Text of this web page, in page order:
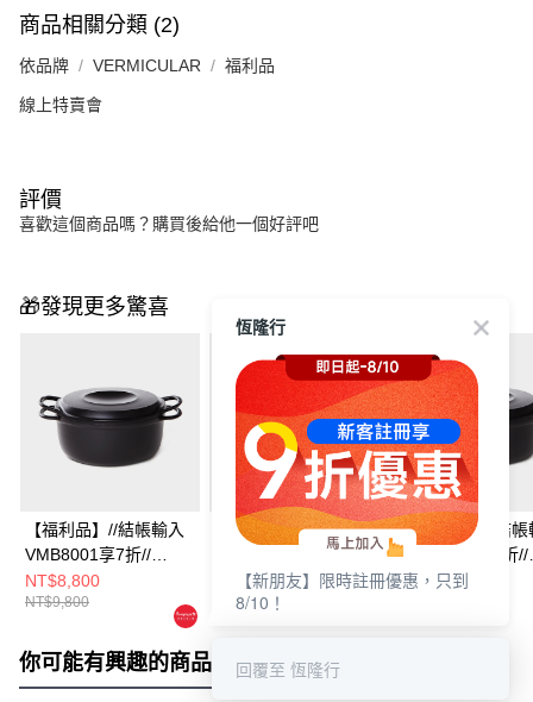
商品相關分類 (2)
依品牌 VERMICULAR 福利品
線上特賣會
評價
喜歡這個商品嗎？購買後給他一個好評吧
🎁發現更多驚喜
【福利品】//結帳輸入
VMB8001享7折//
Vermicular琺瑯鑄鐵鍋
19CM(深灰)
NT$8,800
NT$9,800
【福利品】//結帳輸入
VMB8001享7折//
Vermicular琺瑯鑄鐵鍋
19CM(米白)
NT$8,800
NT$9,800
【福利品】//結帳
VMB8001享7折//
Vermicular琺瑯
NT$12,800
你可能有興趣的商品 全站排行
恆隆行
【新朋友】限時註冊優惠，只到
8/10！
回覆至 恆隆行